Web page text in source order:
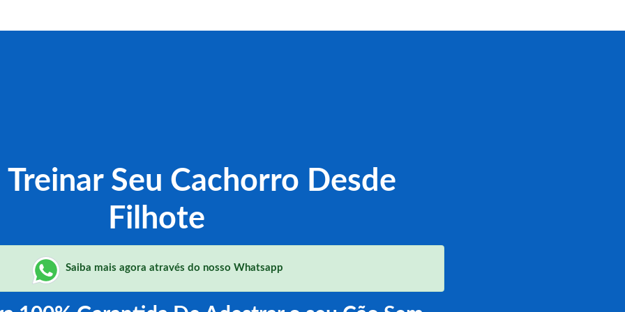
Seu Cachorro Desde
Filhote
Saiba mais agora através do nosso Whatsapp